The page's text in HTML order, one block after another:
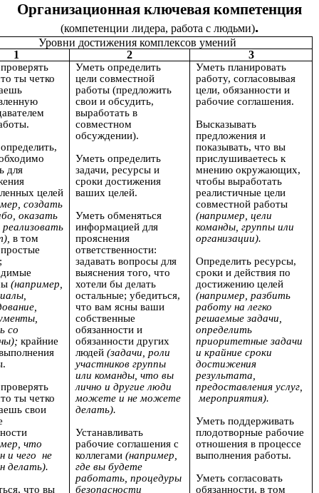
Организационная ключевая компетенция
(компетенции лидера, работа с людьми).
Уровни достижения комплексов умений
1
2 3
ты четко
для
целей
создать
оказать
реализовать
в том
простые
(например,
со
крайние
ты четко
свои
что
и чего не
делать).
что вы
Уметь определить
цели совместной
работы (предложить
свои и обсудить,
выработать в
совместном
обсуждении).
Уметь определить
задачи, ресурсы и
сроки достижения
ваших целей.
Уметь обменяться
информацией для
прояснения
ответственности:
задавать вопросы для
выяснения того, что
хотели бы делать
остальные; убедиться,
что вам ясны ваши
собственные
обязанности и
обязанности других
людей(задачи, роли
участников группы
или команды, что вы
лично и другие люди
можете и не можете
делать).
Устанавливать
рабочие соглашения с
коллегами(например,
где вы будете
работать, процедуры
безопасности
Уметь планировать
работу, согласовывая
цели, обязанности и
рабочие соглашения.
Высказывать
предложения и
показывать, что вы
прислушиваетесь к
мнению окружающих,
чтобы выработать
реалистичные цели
совместной работы
(например, цели
команды, группы или
организации).
Определить ресурсы,
сроки и действия по
достижению целей
(например, разбить
работу на легко
решаемые задачи,
определить
приоритетные задачи
и крайние сроки
достижения
результата,
предоставления услуг,
мероприятия).
Уметь поддерживать
плодотворные рабочие
отношения в процессе
выполнения работы.
Уметь согласовать
обязанности, в том